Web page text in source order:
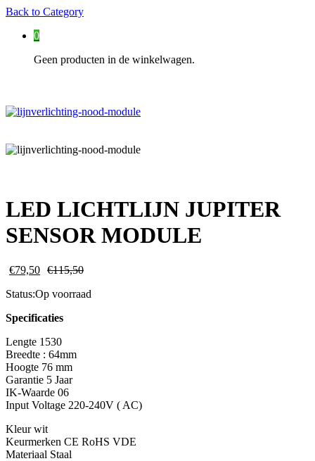
Back to Category
0
Geen producten in de winkelwagen.
LED LICHTLIJN JUPITER
SENSOR MODULE
€79,50 €115,50
Status:Op voorraad
Specificaties
Lengte 1530
Breedte : 64mm
Hoogte 76 mm
Garantie 5 Jaar
IK-Waarde 06
Input Voltage 220-240V ( AC)
Kleur wit
Keurmerken CE RoHS VDE
Materiaal Staal